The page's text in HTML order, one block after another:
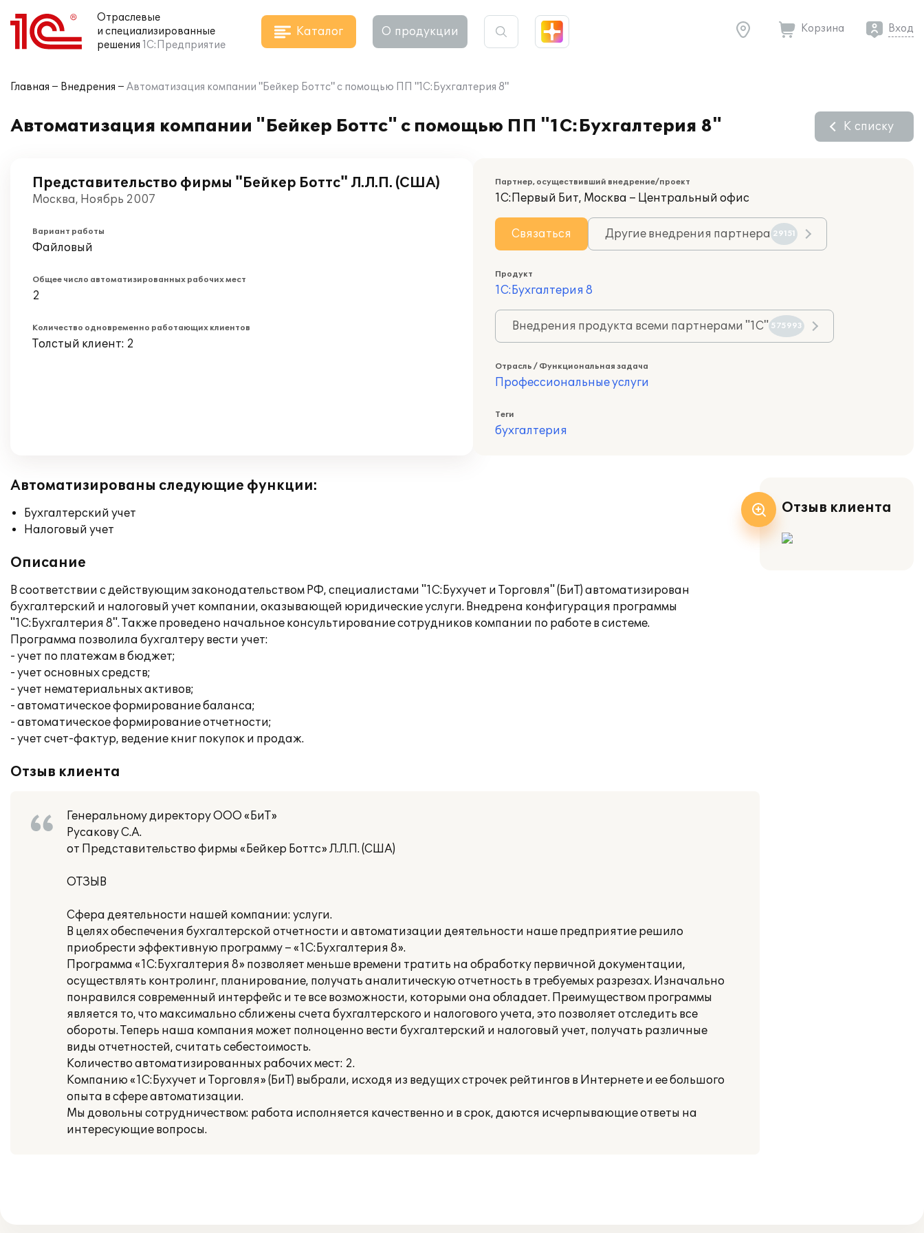
Отраслевые
и специализированные
решения 1С:Предприятие
Каталог О продукции Корзина Вход
Главная Внедрения Автоматизация компании "Бейкер Боттс" с помощью ПП "1С:Бухгалтерия 8"
Автоматизация компании "Бейкер Боттс" с помощью ПП "1С:Бухгалтерия 8" К списку
Представительство фирмы "Бейкер Боттс" Л.Л.П. (США)
Москва, Ноябрь 2007
Вариант работы
Файловый
Общее число автоматизированных рабочих мест
2
Количество одновременно работающих клиентов
Толстый клиент: 2
Партнер, осуществивший внедрение/проект
1С:Первый Бит, Москва – Центральный офис
Связаться Другие внедрения партнера 29151
Продукт
1С:Бухгалтерия 8
Внедрения продукта всеми партнерами "1С" 575993
Отрасль / Функциональная задача
Профессиональные услуги
Теги
бухгалтерия
Автоматизированы следующие функции:
Бухгалтерский учет
Налоговый учет
Описание
В соответствии с действующим законодательством РФ, специалистами "1С:Бухучет и Торговля" (БиТ) автоматизирован
бухгалтерский и налоговый учет компании, оказывающей юридические услуги. Внедрена конфигурация программы
"1С:Бухгалтерия 8". Также проведено начальное консультирование сотрудников компании по работе в системе.
Программа позволила бухгалтеру вести учет:
- учет по платежам в бюджет;
- учет основных средств;
- учет нематериальных активов;
- автоматическое формирование баланса;
- автоматическое формирование отчетности;
- учет счет-фактур, ведение книг покупок и продаж.
Отзыв клиента
Генеральному директору ООО «БиТ»
Русакову С.А.
от Представительство фирмы «Бейкер Боттс» Л.Л.П. (США)
ОТЗЫВ
Сфера деятельности нашей компании: услуги.
В целях обеспечения бухгалтерской отчетности и автоматизации деятельности наше предприятие решило
приобрести эффективную программу – «1С:Бухгалтерия 8».
Программа «1С:Бухгалтерия 8» позволяет меньше времени тратить на обработку первичной документации,
осуществлять контролинг, планирование, получать аналитическую отчетность в требуемых разрезах. Изначально
понравился современный интерфейс и те все возможности, которыми она обладает. Преимуществом программы
является то, что максимально сближены счета бухгалтерского и налогового учета, это позволяет отследить все
обороты. Теперь наша компания может полноценно вести бухгалтерский и налоговый учет, получать различные
виды отчетностей, считать себестоимость.
Количество автоматизированных рабочих мест: 2.
Компанию «1С:Бухучет и Торговля» (БиТ) выбрали, исходя из ведущих строчек рейтингов в Интернете и ее большого
опыта в сфере автоматизации.
Мы довольны сотрудничеством: работа исполняется качественно и в срок, даются исчерпывающие ответы на
интересующие вопросы.
Отзыв клиента